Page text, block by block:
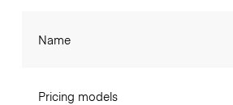
Name
Pricing models